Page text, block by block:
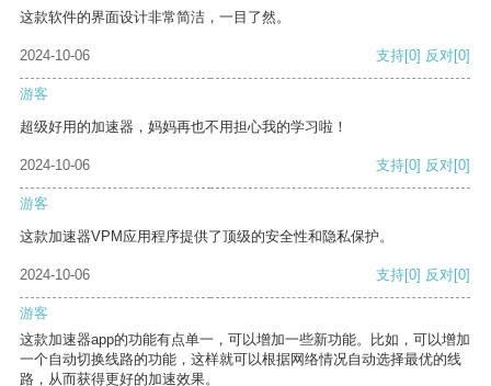
这款软件的界面设计非常简洁，一目了然。
2024-10-06 支持[0] 反对[0]
游客
超级好用的加速器，妈妈再也不用担心我的学习啦！
2024-10-06 支持[0] 反对[0]
游客
这款加速器VPM应用程序提供了顶级的安全性和隐私保护。
2024-10-06 支持[0] 反对[0]
游客
这款加速器app的功能有点单一，可以增加一些新功能。比如，可以增加
一个自动切换线路的功能，这样就可以根据网络情况自动选择最优的线
路，从而获得更好的加速效果。